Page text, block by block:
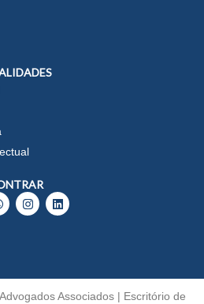
I
n
s
a
m
L
i
n
n
Associados | Escritório de